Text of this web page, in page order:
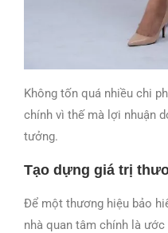
Không tốn quá nhiều chi
chính vì thế mà lợi nhuận
tưởng.
Tạo dựng giá trị
Để một thương hiệu bảo
nhà quan tâm chính là